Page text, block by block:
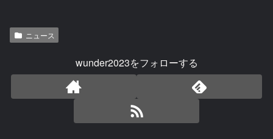
ニュース
wunder2023をフォローする